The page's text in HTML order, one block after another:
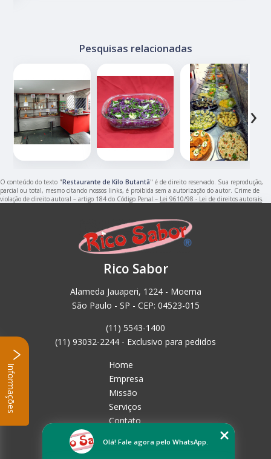
Pesquisas relacionadas
‹ ›
O conteúdo do texto "Restaurante de Kilo Butantã" é de direito reservado. Sua reprodução,
parcial ou total, mesmo citando nossos links, é proibida sem a autorização do autor. Crime de
violação de direito autoral – artigo 184 do Código Penal – Lei 9610/98 - Lei de direitos autorais
Rico Sabor
Alameda Jauaperi, 1224 - Moema
São Paulo - SP - CEP: 04523-015
(11) 5543-1400
(11) 93032-2244 - Exclusivo para pedidos
Home
Empresa
Missão
Serviços
Contato
Mais Serviços
Olá! Fale agora pelo WhatsApp.
Informações